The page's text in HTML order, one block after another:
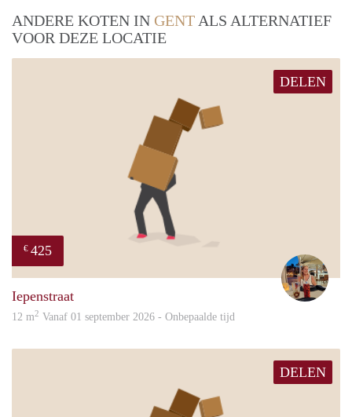
ANDERE KOTEN IN GENT ALS ALTERNATIEF
VOOR DEZE LOCATIE
DELEN
€ 425
Iepenstraat
12 m2 Vanaf 01 september 2026 - Onbepaalde tijd
DELEN